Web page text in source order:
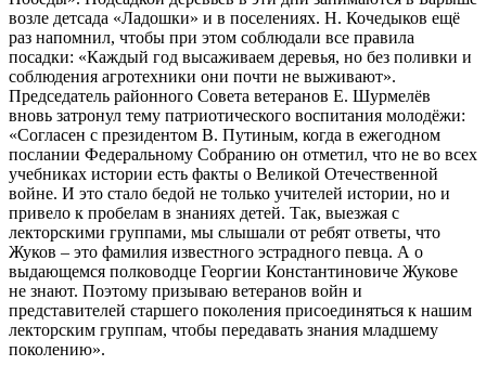
возле детсада «Ладошки» и в поселениях. Н. Кочедыков ещё
раз напомнил, чтобы при этом соблюдали все правила
посадки: «Каждый год высаживаем деревья, но без поливки и
соблюдения агротехники они почти не выживают».
Председатель районного Совета ветеранов Е. Шурмелёв
вновь затронул тему патриотического воспитания молодёжи:
«Согласен с президентом В. Путиным, когда в ежегодном
послании Федеральному Собранию он отметил, что не во всех
учебниках истории есть факты о Великой Отечественной
войне. И это стало бедой не только учителей истории, но и
привело к пробелам в знаниях детей. Так, выезжая с
лекторскими группами, мы слышали от ребят ответы, что
Жуков – это фамилия известного эстрадного певца. А о
выдающемся полководце Георгии Константиновиче Жукове
не знают. Поэтому призываю ветеранов войн и
представителей старшего поколения присоединяться к нашим
лекторским группам, чтобы передавать знания младшему
поколению».